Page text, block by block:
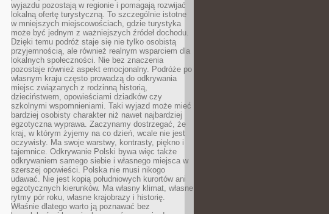
wyjazdu pozostają w regionie i pomagają rozwijać
lokalną ofertę turystyczną. To szczególnie istotne
w mniejszych miejscowościach, gdzie turystyka
może być jednym z ważniejszych źródeł dochodu.
Dzięki temu podróż staje się nie tylko osobistą
przyjemnością, ale również realnym wsparciem dla
lokalnych społeczności. Nie bez znaczenia
pozostaje również aspekt emocjonalny. Podróże po
własnym kraju często prowadzą do odkrywania
miejsc związanych z rodzinną historią,
dzieciństwem, opowieściami dziadków czy
szkolnymi wspomnieniami. Taki wyjazd może mieć
bardziej osobisty charakter niż nawet najbardziej
egzotyczna wyprawa. Zaczynamy dostrzegać, że
kraj, w którym żyjemy na co dzień, wcale nie jest
oczywisty. Ma swoje warstwy, kontrasty, piękno i
tajemnice. Odkrywanie Polski bywa więc także
odkrywaniem samego siebie i własnego miejsca w
szerszej opowieści. Polska nie musi nikogo
udawać. Nie jest kopią południowych kurortów ani
egzotycznych kierunków. Ma własny klimat, własne
rytmy pór roku, własne krajobrazy i historię.
Właśnie dlatego warto ją poznawać bez